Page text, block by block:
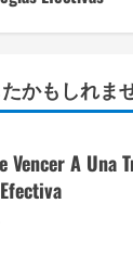
かもしれま
Vencer A Una